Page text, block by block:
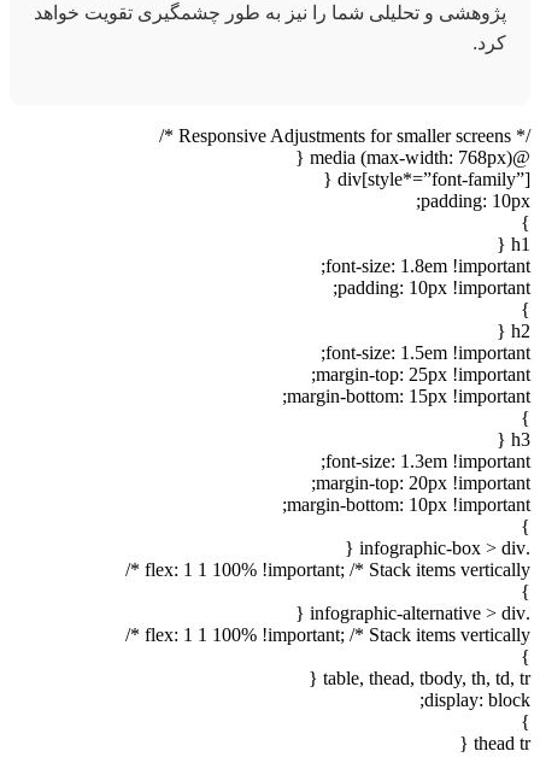
پژوهشی و تحلیلی شما را نیز به طور چشمگیری تقویت خواهد
کرد.
/* Responsive Adjustments for smaller screens */
@media (max-width: 768px) {
div[style*=”font-family”] {
padding: 10px;
}
h1 {
font-size: 1.8em !important;
padding: 10px !important;
}
h2 {
font-size: 1.5em !important;
margin-top: 25px !important;
margin-bottom: 15px !important;
}
h3 {
font-size: 1.3em !important;
margin-top: 20px !important;
margin-bottom: 10px !important;
}
.infographic-box > div {
flex: 1 1 100% !important; /* Stack items vertically */
}
.infographic-alternative > div {
flex: 1 1 100% !important; /* Stack items vertically */
}
table, thead, tbody, th, td, tr {
display: block;
}
thead tr {